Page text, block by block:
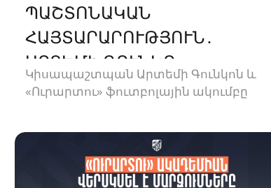
ՊԱՇՏՈՆԱԿԱՆ
ՀԱՅՏԱՐԱՐՈՒԹՅՈՒՆ․
ԱՐՏԵՄԻ ԳՈՒՆԿՈ
Կիսապաշտպան Արտեմի Գունկոն և
«Ուրարտու» ֆուտբոլային ակումբը